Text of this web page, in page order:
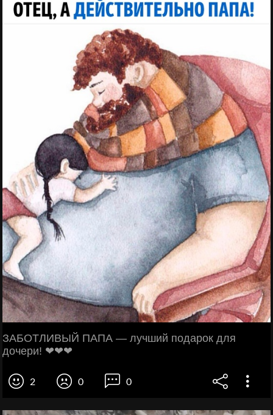
ЗАБОТЛИВЫЙ ПАПА — лучший подарок для
дочери! ❤❤❤
2 0 0